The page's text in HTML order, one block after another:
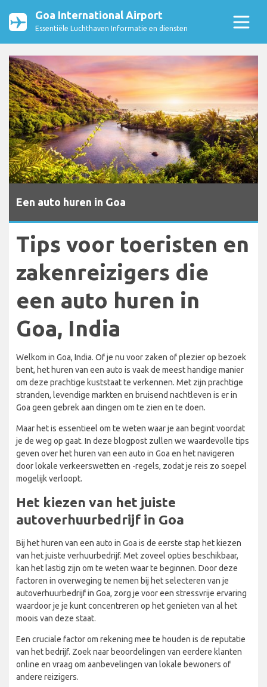
Goa International Airport
Essentiële Luchthaven Informatie en diensten
Een auto huren in Goa
Tips voor toeristen en
zakenreizigers die
een auto huren in
Goa, India
Welkom in Goa, India. Of je nu voor zaken of plezier op bezoek
bent, het huren van een auto is vaak de meest handige manier
om deze prachtige kuststaat te verkennen. Met zijn prachtige
stranden, levendige markten en bruisend nachtleven is er in
Goa geen gebrek aan dingen om te zien en te doen.
Maar het is essentieel om te weten waar je aan begint voordat
je de weg op gaat. In deze blogpost zullen we waardevolle tips
geven over het huren van een auto in Goa en het navigeren
door lokale verkeerswetten en -regels, zodat je reis zo soepel
mogelijk verloopt.
Het kiezen van het juiste
autoverhuurbedrijf in Goa
Bij het huren van een auto in Goa is de eerste stap het kiezen
van het juiste verhuurbedrijf. Met zoveel opties beschikbaar,
kan het lastig zijn om te weten waar te beginnen. Door deze
factoren in overweging te nemen bij het selecteren van je
autoverhuurbedrijf in Goa, zorg je voor een stressvrije ervaring
waardoor je je kunt concentreren op het genieten van al het
moois van deze staat.
Een cruciale factor om rekening mee te houden is de reputatie
van het bedrijf. Zoek naar beoordelingen van eerdere klanten
online en vraag om aanbevelingen van lokale bewoners of
andere reizigers.